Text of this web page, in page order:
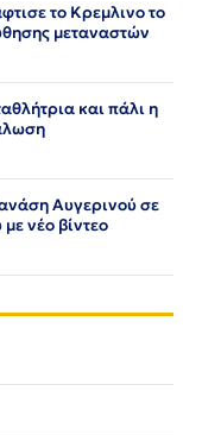
το Κρεμλινο το
μεταναστών
και πάλι η
Αυγερινού σε
νέο βίντεο